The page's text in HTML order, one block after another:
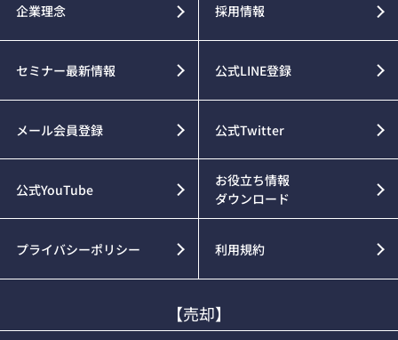
企業理念 採用情報
セミナー最新情報 公式LINE登録
メール会員登録 公式Twitter
公式YouTube
お役立ち情報
ダウンロード
プライバシーポリシー 利用規約
【売却】